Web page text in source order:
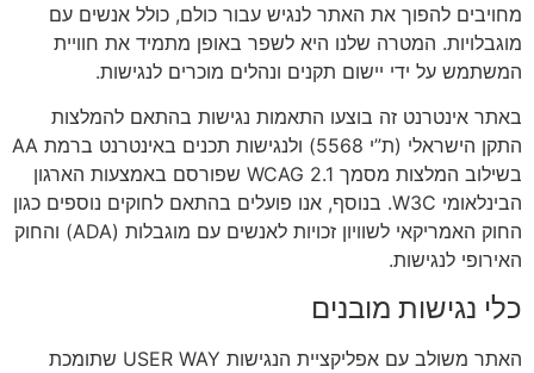
מחויבים להפוך את האתר לנגיש עבור כולם, כולל אנשים עם
מוגבלויות. המטרה שלנו היא לשפר באופן מתמיד את חוויית
המשתמש על ידי יישום תקנים ונהלים מוכרים לנגישות.
באתר אינטרנט זה בוצעו התאמות נגישות בהתאם להמלצות
התקן הישראלי (ת”י 5568) ולנגישות תכנים באינטרנט ברמת AA
בשילוב המלצות מסמך WCAG 2.1 שפורסם באמצעות הארגון
הבינלאומי W3C. בנוסף, אנו פועלים בהתאם לחוקים נוספים כגון
החוק האמריקאי לשוויון זכויות לאנשים עם מוגבלות (ADA) והחוק
האירופי לנגישות.
כלי נגישות מובנים
האתר משולב עם אפליקציית הנגישות USER WAY שתומכת